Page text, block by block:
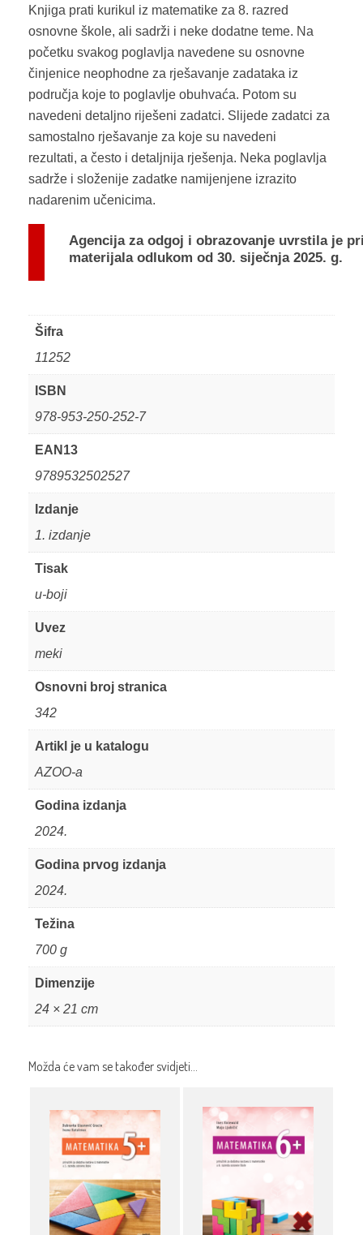
Knjiga prati kurikul iz matematike za 8. razred
osnovne škole, ali sadrži i neke dodatne teme. Na
početku svakog poglavlja navedene su osnovne
činjenice neophodne za rješavanje zadataka iz
područja koje to poglavlje obuhvaća. Potom su
navedeni detaljno riješeni zadatci. Slijede zadatci za
samostalno rješavanje za koje su navedeni
rezultati, a često i detaljnija rješenja. Neka poglavlja
sadrže i složenije zadatke namijenjene izrazito
nadarenim učenicima.
Agencija za odgoj i obrazovanje uvrstila je
materijalaodlukom od 30. siječnja 2025. g.
Šifra
11252
ISBN
978-953-250-252-7
EAN13
9789532502527
Izdanje
1. izdanje
Tisak
u-boji
Uvez
meki
Osnovni broj stranica
342
Artikl je u katalogu
AZOO-a
Godina izdanja
2024.
Godina prvog izdanja
2024.
Težina
700 g
Dimenzije
24 × 21 cm
Možda će vam se također svidjeti…